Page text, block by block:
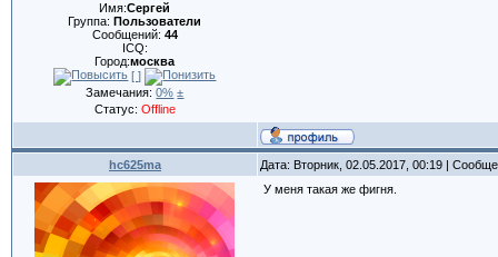
Имя:Сергей
Группа:Пользователи
Сообщений: 44
ICQ:
Город:москва
[ ]
Замечания:0% ±
Статус: Offline
hc625ma Дата: Вторник, 02.05.2017, 00:19 |
У меня такая же фигня.